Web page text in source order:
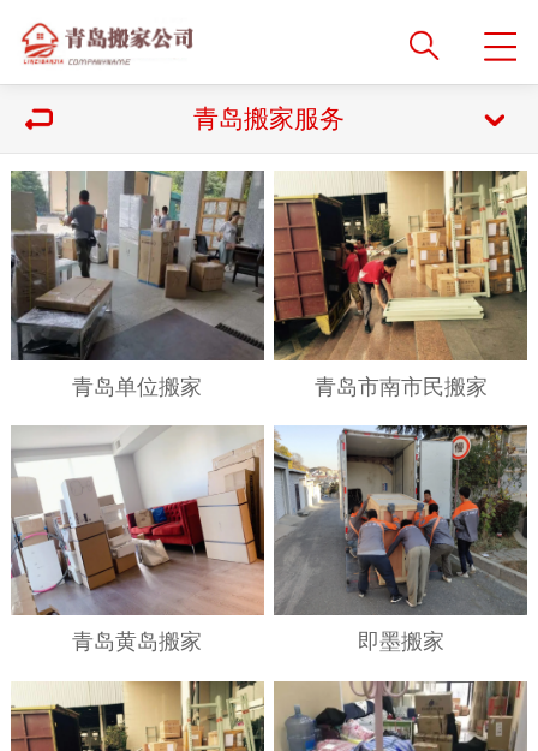
青岛搬家服务
青岛单位搬家 青岛市南市民搬家
青岛黄岛搬家 即墨搬家